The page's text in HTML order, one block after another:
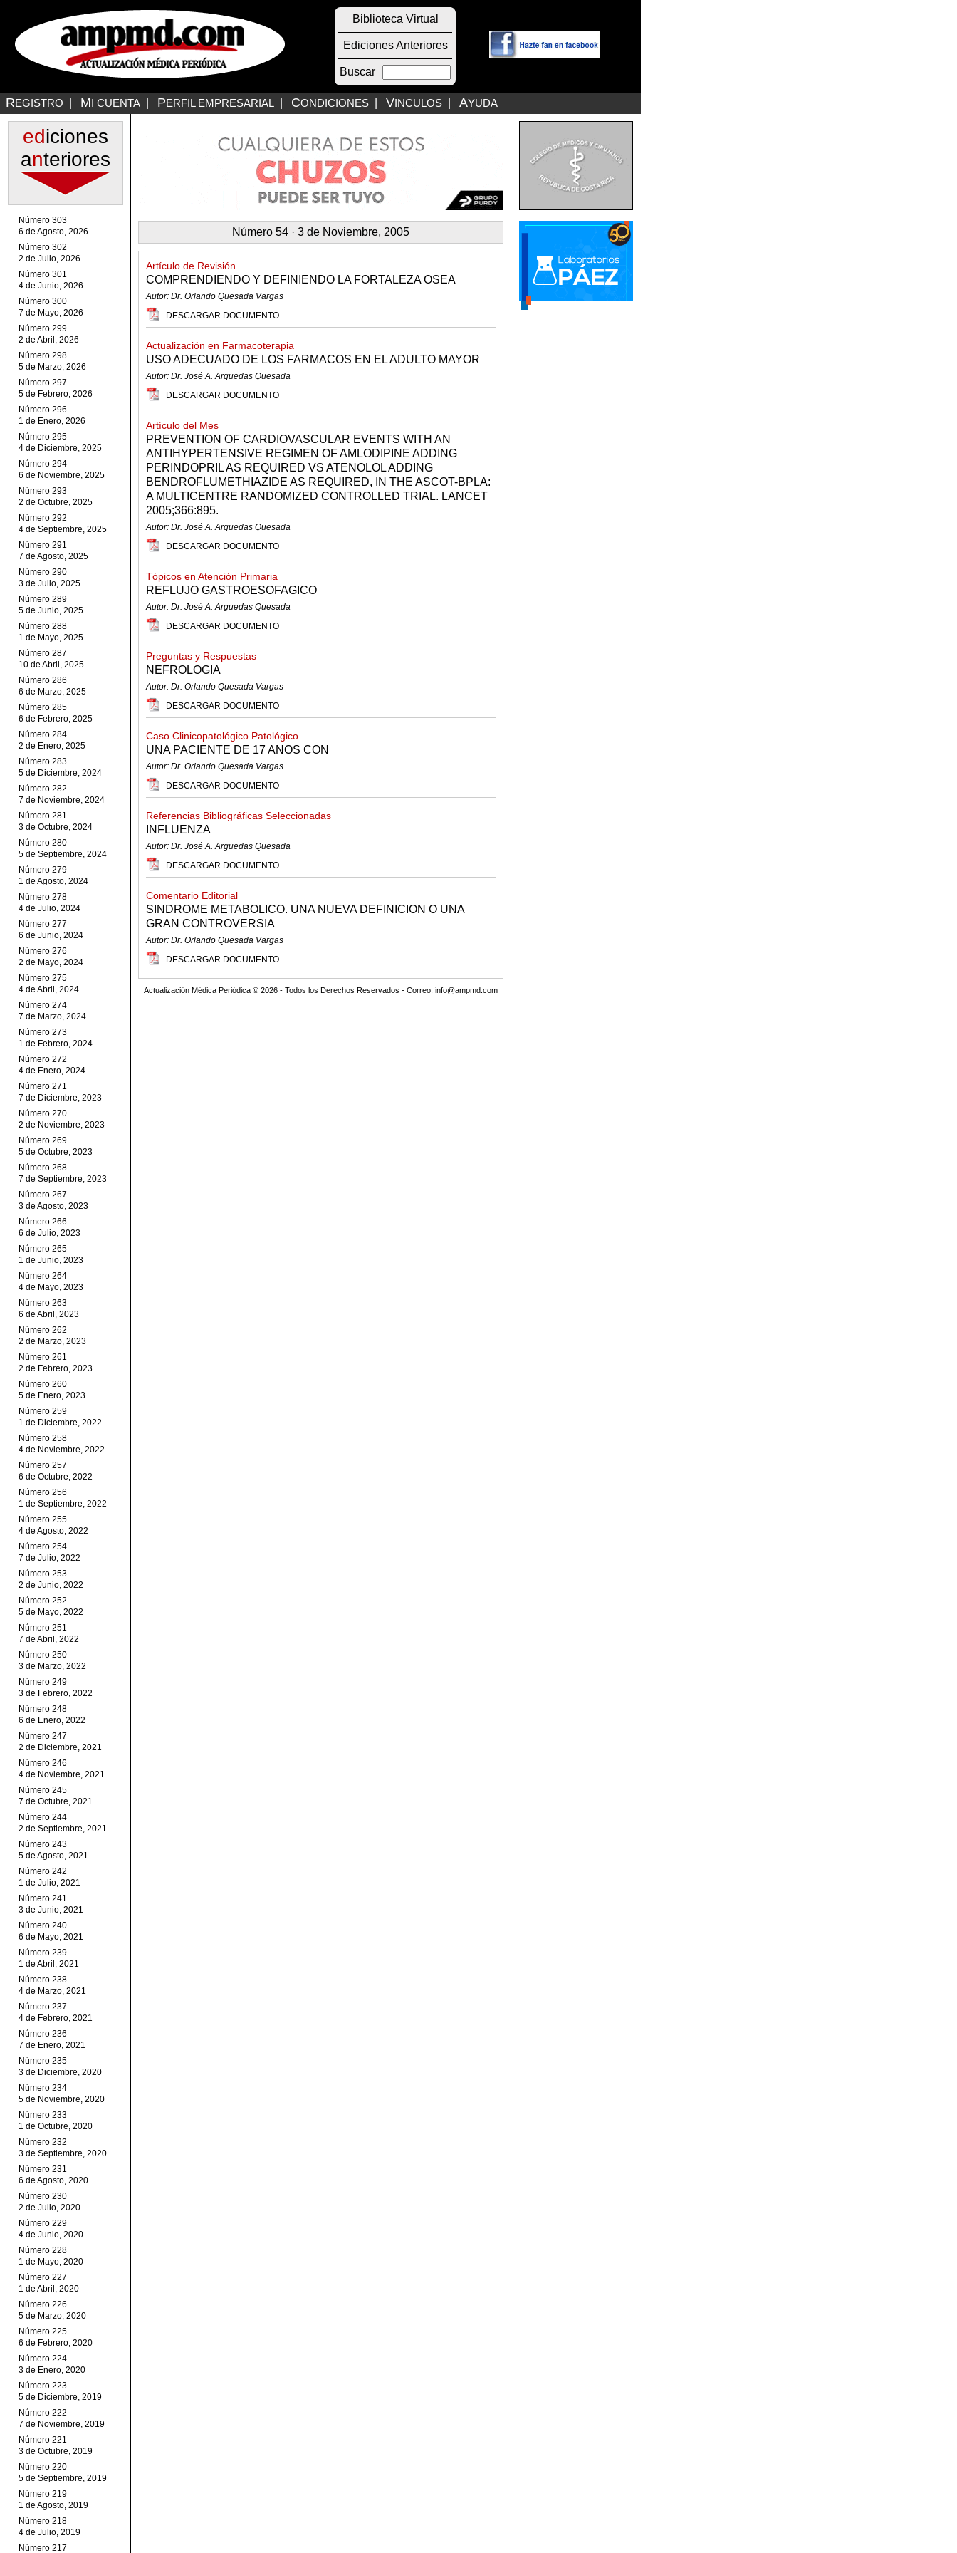
Biblioteca Virtual
Ediciones Anteriores
Buscar
REGISTRO MI CUENTA PERFIL EMPRESARIAL CONDICIONES VINCULOS AYUDA
ediciones
anteriores
Número 303
6 de Agosto, 2026
Número 302
2 de Julio, 2026
Número 301
4 de Junio, 2026
Número 300
7 de Mayo, 2026
Número 299
2 de Abril, 2026
Número 298
5 de Marzo, 2026
Número 297
5 de Febrero, 2026
Número 296
1 de Enero, 2026
Número 295
4 de Diciembre, 2025
Número 294
6 de Noviembre, 2025
Número 293
2 de Octubre, 2025
Número 292
4 de Septiembre, 2025
Número 291
7 de Agosto, 2025
Número 290
3 de Julio, 2025
Número 289
5 de Junio, 2025
Número 288
1 de Mayo, 2025
Número 287
10 de Abril, 2025
Número 286
6 de Marzo, 2025
Número 285
6 de Febrero, 2025
Número 284
2 de Enero, 2025
Número 283
5 de Diciembre, 2024
Número 282
7 de Noviembre, 2024
Número 281
3 de Octubre, 2024
Número 280
5 de Septiembre, 2024
Número 279
1 de Agosto, 2024
Número 278
4 de Julio, 2024
Número 277
6 de Junio, 2024
Número 276
2 de Mayo, 2024
Número 275
4 de Abril, 2024
Número 274
7 de Marzo, 2024
Número 273
1 de Febrero, 2024
Número 272
4 de Enero, 2024
Número 271
7 de Diciembre, 2023
Número 270
2 de Noviembre, 2023
Número 269
5 de Octubre, 2023
Número 268
7 de Septiembre, 2023
Número 267
3 de Agosto, 2023
Número 266
6 de Julio, 2023
Número 265
1 de Junio, 2023
Número 264
4 de Mayo, 2023
Número 263
6 de Abril, 2023
Número 262
2 de Marzo, 2023
Número 261
2 de Febrero, 2023
Número 260
5 de Enero, 2023
Número 259
1 de Diciembre, 2022
Número 258
4 de Noviembre, 2022
Número 257
6 de Octubre, 2022
Número 256
1 de Septiembre, 2022
Número 255
4 de Agosto, 2022
Número 254
7 de Julio, 2022
Número 253
2 de Junio, 2022
Número 252
5 de Mayo, 2022
Número 251
7 de Abril, 2022
Número 250
3 de Marzo, 2022
Número 249
3 de Febrero, 2022
Número 248
6 de Enero, 2022
Número 247
2 de Diciembre, 2021
Número 246
4 de Noviembre, 2021
Número 245
7 de Octubre, 2021
Número 244
2 de Septiembre, 2021
Número 243
5 de Agosto, 2021
Número 242
1 de Julio, 2021
Número 241
3 de Junio, 2021
Número 240
6 de Mayo, 2021
Número 239
1 de Abril, 2021
Número 238
4 de Marzo, 2021
Número 237
4 de Febrero, 2021
Número 236
7 de Enero, 2021
Número 235
3 de Diciembre, 2020
Número 234
5 de Noviembre, 2020
Número 233
1 de Octubre, 2020
Número 232
3 de Septiembre, 2020
Número 231
6 de Agosto, 2020
Número 230
2 de Julio, 2020
Número 229
4 de Junio, 2020
Número 228
1 de Mayo, 2020
Número 227
1 de Abril, 2020
Número 226
5 de Marzo, 2020
Número 225
6 de Febrero, 2020
Número 224
3 de Enero, 2020
Número 223
5 de Diciembre, 2019
Número 222
7 de Noviembre, 2019
Número 221
3 de Octubre, 2019
Número 220
5 de Septiembre, 2019
Número 219
1 de Agosto, 2019
Número 218
4 de Julio, 2019
Número 217
Número 54 · 3 de Noviembre, 2005
Artículo de Revisión
COMPRENDIENDO Y DEFINIENDO LA FORTALEZA OSEA
Autor: Dr. Orlando Quesada Vargas
DESCARGAR DOCUMENTO
Actualización en Farmacoterapia
USO ADECUADO DE LOS FARMACOS EN EL ADULTO MAYOR
Autor: Dr. José A. Arguedas Quesada
DESCARGAR DOCUMENTO
Artículo del Mes
PREVENTION OF CARDIOVASCULAR EVENTS WITH AN
ANTIHYPERTENSIVE REGIMEN OF AMLODIPINE ADDING
PERINDOPRIL AS REQUIRED VS ATENOLOL ADDING
BENDROFLUMETHIAZIDE AS REQUIRED, IN THE ASCOT-BPLA:
A MULTICENTRE RANDOMIZED CONTROLLED TRIAL. LANCET
2005;366:895.
Autor: Dr. José A. Arguedas Quesada
DESCARGAR DOCUMENTO
Tópicos en Atención Primaria
REFLUJO GASTROESOFAGICO
Autor: Dr. José A. Arguedas Quesada
DESCARGAR DOCUMENTO
Preguntas y Respuestas
NEFROLOGIA
Autor: Dr. Orlando Quesada Vargas
DESCARGAR DOCUMENTO
Caso Clinicopatológico Patológico
UNA PACIENTE DE 17 ANOS CON
Autor: Dr. Orlando Quesada Vargas
DESCARGAR DOCUMENTO
Referencias Bibliográficas Seleccionadas
INFLUENZA
Autor: Dr. José A. Arguedas Quesada
DESCARGAR DOCUMENTO
Comentario Editorial
SINDROME METABOLICO. UNA NUEVA DEFINICION O UNA
GRAN CONTROVERSIA
Autor: Dr. Orlando Quesada Vargas
DESCARGAR DOCUMENTO
Actualización Médica Periódica © 2026 - Todos los Derechos Reservados - Correo: info@ampmd.com